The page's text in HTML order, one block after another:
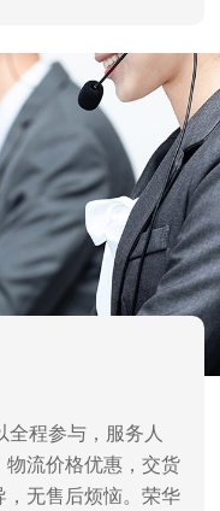
全程参与，服务人
物流价格优惠，交货
，无售后烦恼。荣华
不同行业的需求，设
备及完成相关系统的